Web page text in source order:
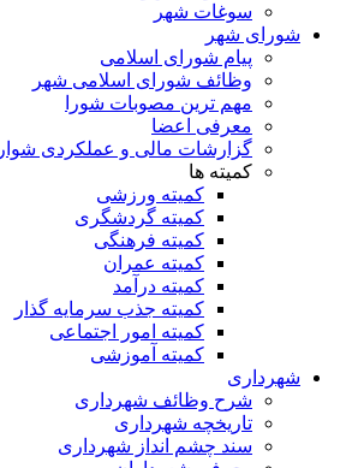
سوغات شهر
شورای شهر
پیام شورای اسلامی
وظائف شورای اسلامی شهر
مهم ترین مصوبات شورا
معرفی اعضا
گزارشات مالی و عملکردی شوارا
کمیته ها
کمیته ورزشی
کمیته گردشگری
کمیته فرهنگی
کمیته عمران
کمیته درآمد
کمیته جذب سرمایه گذار
کمیته امور اجتماعی
کمیته آموزشی
شهرداری
شرح وظائف شهرداری
تاریخچه شهرداری
سند چشم انداز شهرداری